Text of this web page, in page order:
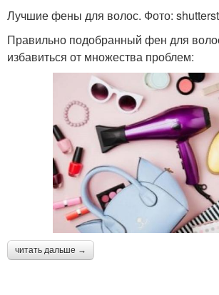
Лучшие фены для волос. Фото:
Правильно подобранный фен для
избавиться от множества проблем:
читать дальше →